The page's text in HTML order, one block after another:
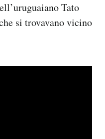
Tato
si trovavano vicino